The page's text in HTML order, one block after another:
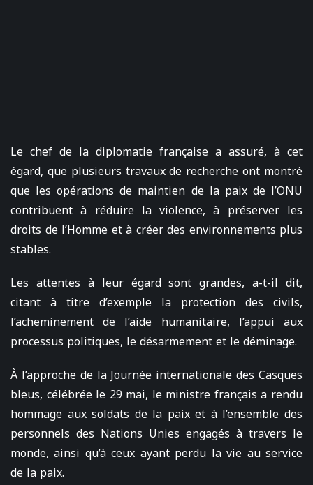
Le chef de la diplomatie française a assuré, à cet
égard, que plusieurs travaux de recherche ont montré
que les opérations de maintien de la paix de l’ONU
contribuent à réduire la violence, à préserver les
droits de l’Homme et à créer des environnements plus
stables.
Les attentes à leur égard sont grandes, a-t-il dit,
citant à titre d’exemple la protection des civils,
l’acheminement de l’aide humanitaire, l’appui aux
processus politiques, le désarmement et le déminage.
À l’approche de la Journée internationale des Casques
bleus, célébrée le 29 mai, le ministre français a rendu
hommage aux soldats de la paix et à l’ensemble des
personnels des Nations Unies engagés à travers le
monde, ainsi qu’à ceux ayant perdu la vie au service
de la paix.